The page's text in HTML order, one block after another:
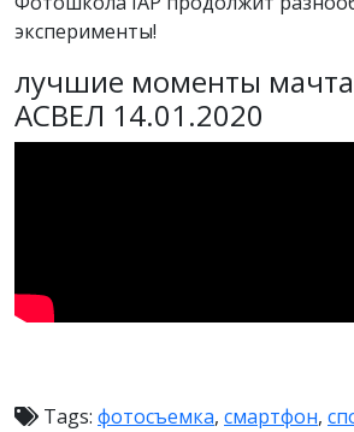
эксперименты!
лучшие моменты
АСВЕЛ 14.01.2020
Tags: фотосъемка, смартфон,